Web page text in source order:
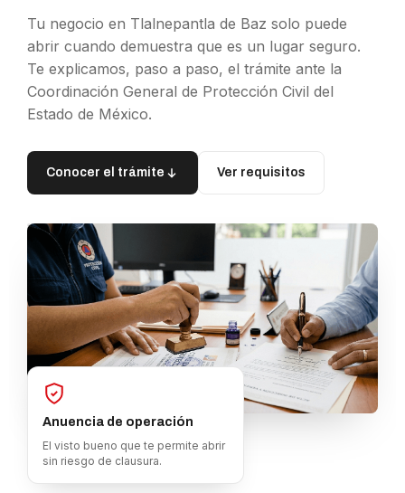
Tu negocio en Tlalnepantla de Baz solo puede
abrir cuando demuestra que es un lugar seguro.
Te explicamos, paso a paso, el trámite ante la
Coordinación General de Protección Civil del
Estado de México.
Conocer el trámite Ver requisitos
Anuencia de operación
El visto bueno que te permite abrir
sin riesgo de clausura.